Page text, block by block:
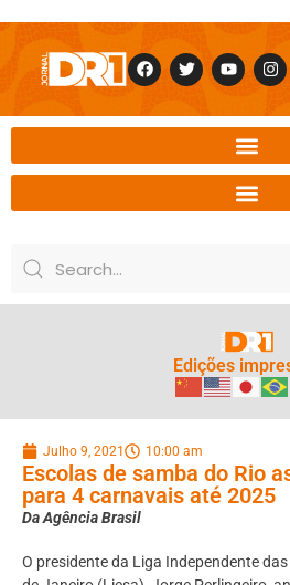
Edições
Julho 9, 2021 10:00 am
Escolas de samba do Rio
para 4 carnavais até 2025
Da Agência Brasil
O presidente da Liga Independente